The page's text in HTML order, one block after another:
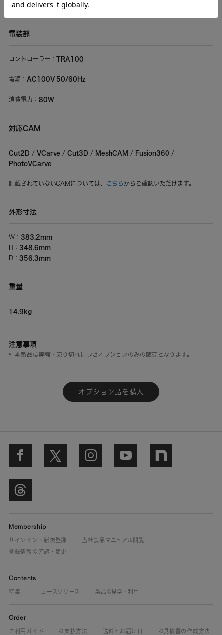
分解能：0.78μm
電装部
コントローラー： TRA100
電源： AC100V 50/60Hz
消費電力： 80W
対応CAM
Cut2D / VCarve / Cut3D / MeshCAM / Fusion360 /
PhotoVCarve
記載されていないCAMについては、 こちら からご確認いただけます。
外形寸法
W： 383.2mm
H： 348.6mm
D： 356.3mm
重量
14.9kg
注意事項
本製品は廃盤・売り切れにつきオプションのみの販売となります。
オプション品を購入
Membership
サインイン・新規登録
当社製品マニュアル閲覧
登録情報の確認・変更
Contents
特集 ニュースリリース 製品の見学・利用
Order
ご利用ガイド お支払方法 送料とお届け日 お見積書の作成方法